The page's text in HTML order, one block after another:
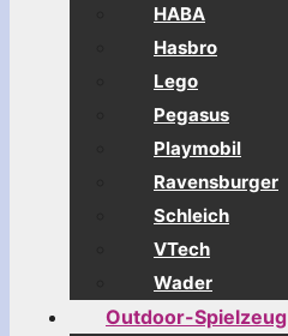
HABA
Hasbro
Lego
Pegasus
Playmobil
Ravensburger
Schleich
VTech
Wader
Outdoor-Spielzeug